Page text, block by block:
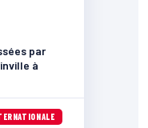
par
à